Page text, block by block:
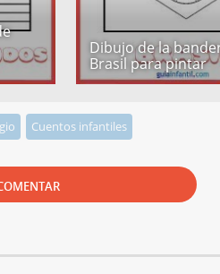
Dibujo de la
Brasil para pintar
Cuentos infantiles